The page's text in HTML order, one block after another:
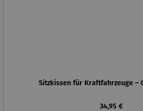
Sitzkissen für Kraftfahrzeuge –
Regulärer
34,95 €